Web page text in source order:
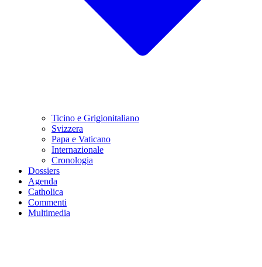
Ticino e Grigionitaliano
Svizzera
Papa e Vaticano
Internazionale
Cronologia
Dossiers
Agenda
Catholica
Commenti
Multimedia